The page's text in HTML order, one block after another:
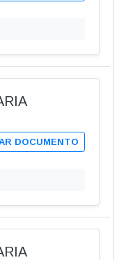
DOCUMENTO